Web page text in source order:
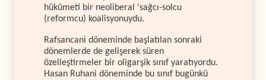
hükümeti bir neoliberal 'sağcı-solcu
(reformcu) koalisyonuydu.
Rafsancani döneminde başlatılan sonraki
dönemlerde de gelişerek süren
özelleştirmeler bir oligarşik sınıf yaratıyordu.
Hasan Ruhani döneminde bu sınıf bugünkü